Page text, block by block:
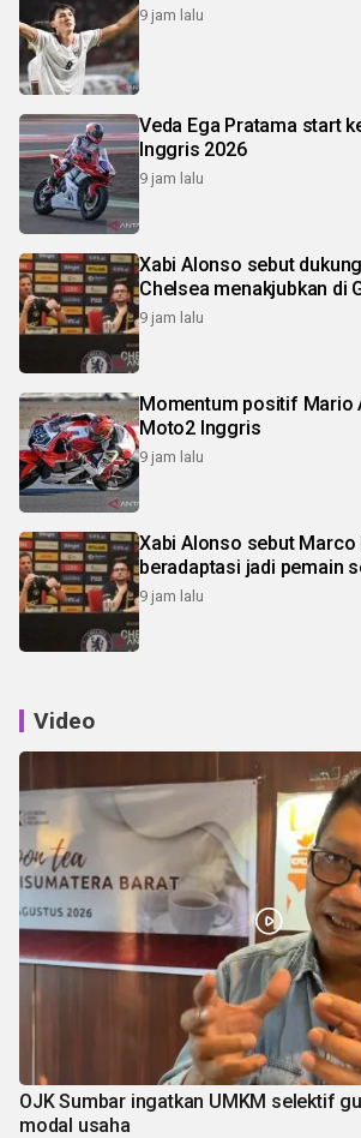
9 jam lalu
Veda Ega Pratama start
Inggris 2026
9 jam lalu
Xabi Alonso sebut
Chelsea menakjubkan di
9 jam lalu
Momentum positif Mario
Moto2 Inggris
9 jam lalu
Xabi Alonso sebut
beradaptasi jadi pemain
9 jam lalu
Video
OJK Sumbar ingatkan UMKM selektif
modal usaha